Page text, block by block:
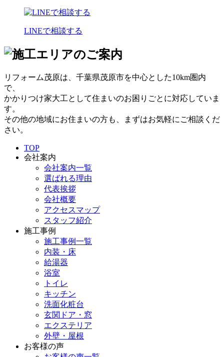
LINEで相談する
リフォーム茂原は、千葉県茂原市を中心とした10km圏内
で、
かかりつけ家大工として住まいのお困りごとに対応していま
す。
その他の地域にお住まいの方も、まずはお気軽にご相談くだ
さい。
TOP
会社案内
会社案内一覧
選ばれる理由
代表挨拶
会社概要
アクセスマップ
スタッフ紹介
施工事例
施工事例一覧
内装・床
給湯器
浴室
トイレ
キッチン
洗面化粧台
玄関ドア・窓
エクステリア
外壁・屋根
お客様の声